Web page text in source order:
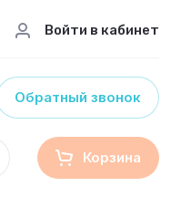
Войти в кабинет
Обратный звонок
Корзина